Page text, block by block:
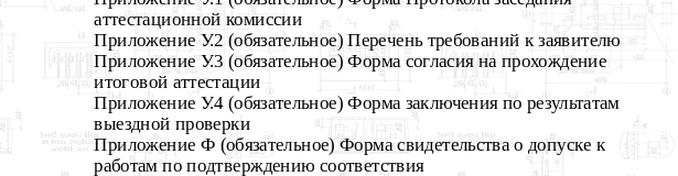
аттестационной комиссии
Приложение У.2 (обязательное) Перечень требований к заявителю
Приложение У.3 (обязательное) Форма согласия на прохождение
итоговой аттестации
Приложение У.4 (обязательное) Форма заключения по результатам
выездной проверки
Приложение Ф (обязательное) Форма свидетельства о допуске к
работам по подтверждению соответствия